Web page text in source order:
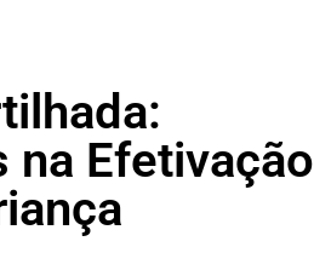
na Efetivação